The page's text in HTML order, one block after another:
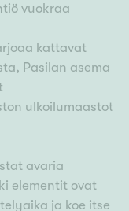
vuokraa
kattavat
Pasilan asema
ulkoilumaastot
avaria
elementit ovat
ja koe itse